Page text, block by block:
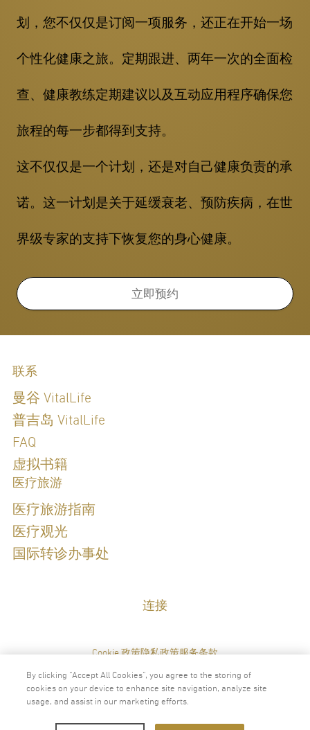
划，您不仅仅是订阅一项服务，还正在开始一场
个性化健康之旅。定期跟进、两年一次的全面检
查、健康教练定期建议以及互动应用程序确保您
旅程的每一步都得到支持。
这不仅仅是一个计划，还是对自己健康负责的承
诺。这一计划是关于延缓衰老、预防疾病，在世
界级专家的支持下恢复您的身心健康。
立即预约
联系
曼谷 VitalLife
普吉岛 VitalLife
FAQ
虚拟书籍
医疗旅游
医疗旅游指南
医疗观光
国际转诊办事处
连接
Cookie 政策隐私政策服务条款
By clicking “Accept All Cookies”, you agree to the storing of
cookies on your device to enhance site navigation, analyze site
usage, and assist in our marketing efforts.